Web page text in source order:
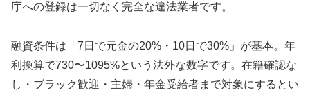
庁への登録は一切なく完全な違法業者です。
融資条件は「7日で元金の20%・10日で30%」が基本。年
利換算で730〜1095%という法外な数字です。在籍確認な
し・ブラック歓迎・主婦・年金受給者まで対象にするとい